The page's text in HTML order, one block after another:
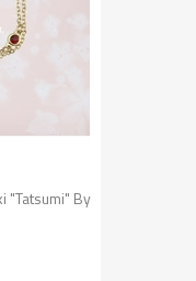
"Tatsumi" By